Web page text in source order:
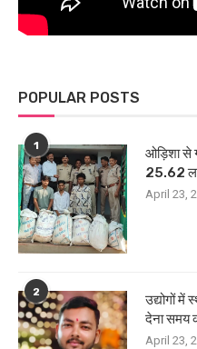
POPULAR POSTS
1
ओड़िशा से
25.62
April 23,
2
उद्योगों में
देना समय
April 23,